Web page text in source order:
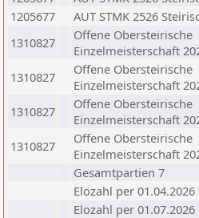
1205677
AUT STMK 2526
1310827
Offene Obersteirische
Einzelmeisterschaft
1310827
Offene Obersteirische
Einzelmeisterschaft
1310827
Offene Obersteirische
Einzelmeisterschaft
1310827
Offene Obersteirische
Einzelmeisterschaft
Gesamtpartien 7
Elozahl per 01.04.2026
Elozahl per 01.07.2026